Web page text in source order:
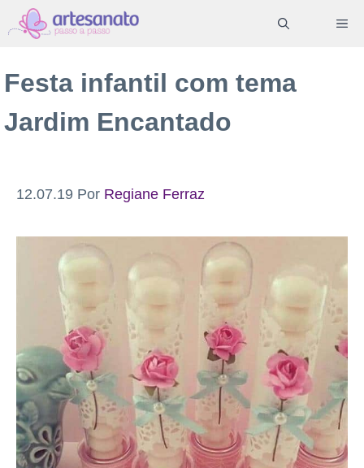
Pular
para
conteúdo
Festa infantil com tema
Jardim Encantado
12.07.19 Por Regiane Ferraz